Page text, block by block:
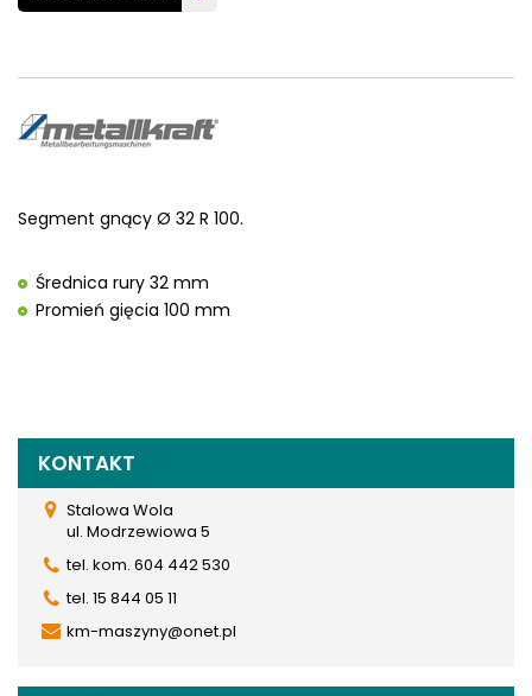
Segment gnący Ø 32 R 100.
Średnica rury 32 mm
Promień gięcia 100 mm
KONTAKT
Stalowa Wola
ul. Modrzewiowa 5
tel. kom. 604 442 530
tel. 15 844 05 11
km-maszyny@onet.pl